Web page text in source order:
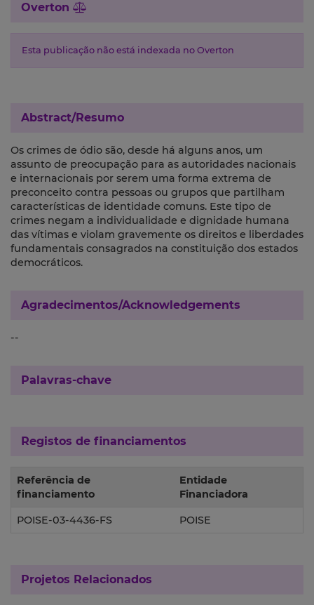
Overton
Esta publicação não está indexada no Overton
Abstract/Resumo
Os crimes de ódio são, desde há alguns anos, um
assunto de preocupação para as autoridades nacionais
e internacionais por serem uma forma extrema de
preconceito contra pessoas ou grupos que partilham
características de identidade comuns. Este tipo de
crimes negam a individualidade e dignidade humana
das vítimas e violam gravemente os direitos e liberdades
fundamentais consagrados na constituição dos estados
democráticos.
Agradecimentos/Acknowledgements
--
Palavras-chave
Registos de financiamentos
Referência de
financiamento
Entidade
Financiadora
POISE-03-4436-FS POISE
Projetos Relacionados